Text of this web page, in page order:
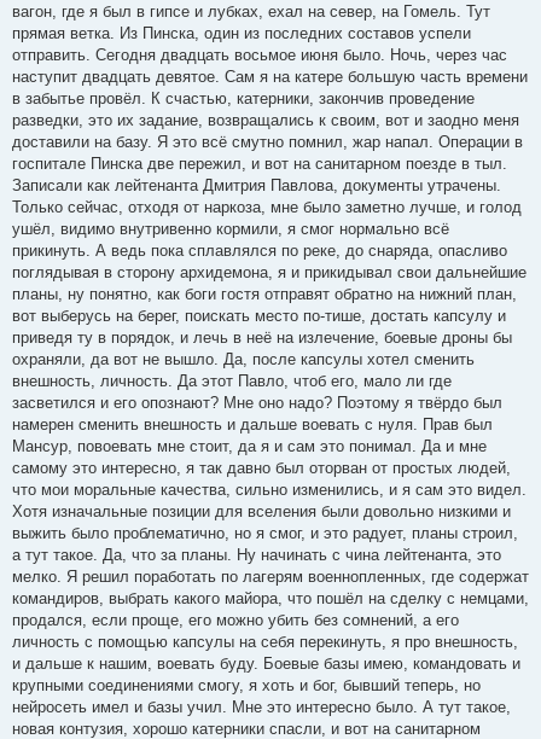
вагон, где я был в гипсе и лубках, ехал на север, на Гомель. Тут
прямая ветка. Из Пинска, один из последних составов успели
отправить. Сегодня двадцать восьмое июня было. Ночь, через час
наступит двадцать девятое. Сам я на катере большую часть времени
в забытье провёл. К счастью, катерники, закончив проведение
разведки, это их задание, возвращались к своим, вот и заодно меня
доставили на базу. Я это всё смутно помнил, жар напал. Операции в
госпитале Пинска две пережил, и вот на санитарном поезде в тыл.
Записали как лейтенанта Дмитрия Павлова, документы утрачены.
Только сейчас, отходя от наркоза, мне было заметно лучше, и голод
ушёл, видимо внутривенно кормили, я смог нормально всё
прикинуть. А ведь пока сплавлялся по реке, до снаряда, опасливо
поглядывая в сторону архидемона, я и прикидывал свои дальнейшие
планы, ну понятно, как боги гостя отправят обратно на нижний план,
вот выберусь на берег, поискать место по-тише, достать капсулу и
приведя ту в порядок, и лечь в неё на излечение, боевые дроны бы
охраняли, да вот не вышло. Да, после капсулы хотел сменить
внешность, личность. Да этот Павло, чтоб его, мало ли где
засветился и его опознают? Мне оно надо? Поэтому я твёрдо был
намерен сменить внешность и дальше воевать с нуля. Прав был
Мансур, повоевать мне стоит, да я и сам это понимал. Да и мне
самому это интересно, я так давно был оторван от простых людей,
что мои моральные качества, сильно изменились, и я сам это видел.
Хотя изначальные позиции для вселения были довольно низкими и
выжить было проблематично, но я смог, и это радует, планы строил,
а тут такое. Да, что за планы. Ну начинать с чина лейтенанта, это
мелко. Я решил поработать по лагерям военнопленных, где содержат
командиров, выбрать какого майора, что пошёл на сделку с немцами,
продался, если проще, его можно убить без сомнений, а его
личность с помощью капсулы на себя перекинуть, я про внешность,
и дальше к нашим, воевать буду. Боевые базы имею, командовать и
крупными соединениями смогу, я хоть и бог, бывший теперь, но
нейросеть имел и базы учил. Мне это интересно было. А тут такое,
новая контузия, хорошо катерники спасли, и вот на санитарном